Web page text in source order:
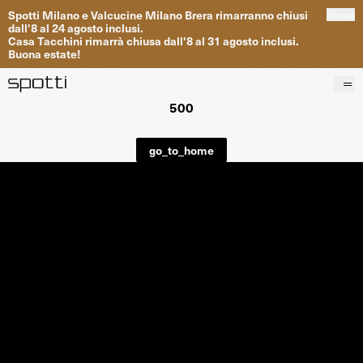
Spotti MilanoeValcucine Milano Brera rimarrannochiusi
dall'8al 24agosto inclusi.
Casa Tacchini rimarrà chiusa dall'8al 31 agosto inclusi.
Buona estate!
Progetti
500
go_to_home